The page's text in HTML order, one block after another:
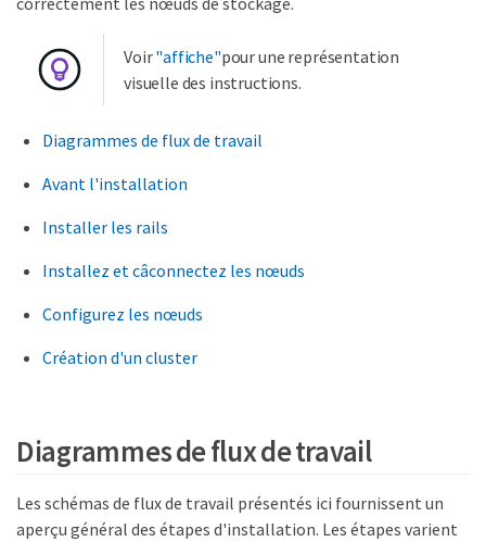
Voir"affiche"pour une représentation
visuelle des instructions.
Diagrammes de flux de travail
Avant l'installation
Installer les rails
Installez et câconnectez les nœuds
Configurez les nœuds
Création d'un cluster
Diagrammes de flux de travail
Les schémas de flux de travail présentés ici fournissent un
aperçu général des étapes d'installation. Les étapes varient